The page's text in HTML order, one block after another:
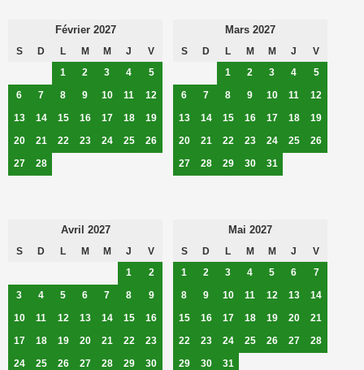
Février 2027
S D L M M J
V
1
2 3 4
5
6
7 8 9 10 11
12
13
14 15 16 17 18
19
20
21 22 23 24 25
26
27
28
Mars 2027
S D L M M J
V
1
2 3 4
5
6
7 8 9 10 11
12
13
14 15 16 17 18
19
20
21 22 23 24 25
26
27
28 29 30 31
Avril 2027
S D L M M J
V
1
2
3
4 5 6 7 8
9
10
11 12 13 14 15
16
17
18 19 20 21 22
23
24
25 26 27 28 29 30
Mai 2027
S D L M M J
V
1
2 3 4 5 6
7
8
9 10 11 12 13
14
15
16 17 18 19 20
21
22
23 24 25 26 27
28
29
30 31